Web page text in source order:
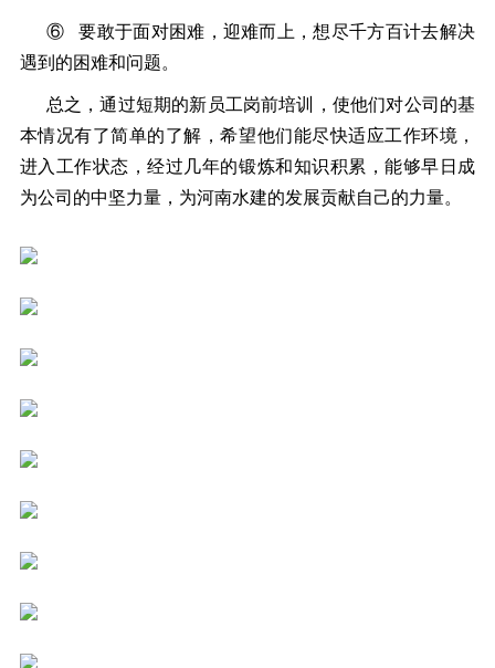
⑥ 要敢于面对困难，迎难而上，想尽千方百计去解决
遇到的困难和问题。
总之，通过短期的新员工岗前培训，使他们对公司的基
本情况有了简单的了解，希望他们能尽快适应工作环境，
进入工作状态，经过几年的锻炼和知识积累，能够早日成
为公司的中坚力量，为河南水建的发展贡献自己的力量。